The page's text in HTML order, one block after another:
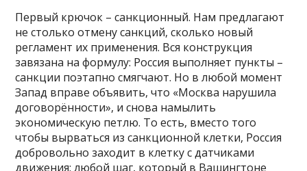
Первый крючок – санкционный. Нам предлагают
не столько отмену санкций, сколько новый
регламент их применения. Вся конструкция
завязана на формулу: Россия выполняет пункты –
санкции поэтапно смягчают. Но в любой момент
Запад вправе объявить, что «Москва нарушила
договорённости», и снова намылить
экономическую петлю. То есть, вместо того
чтобы вырваться из санкционной клетки, Россия
добровольно заходит в клетку с датчиками
движения: любой шаг, который в Вашингтоне